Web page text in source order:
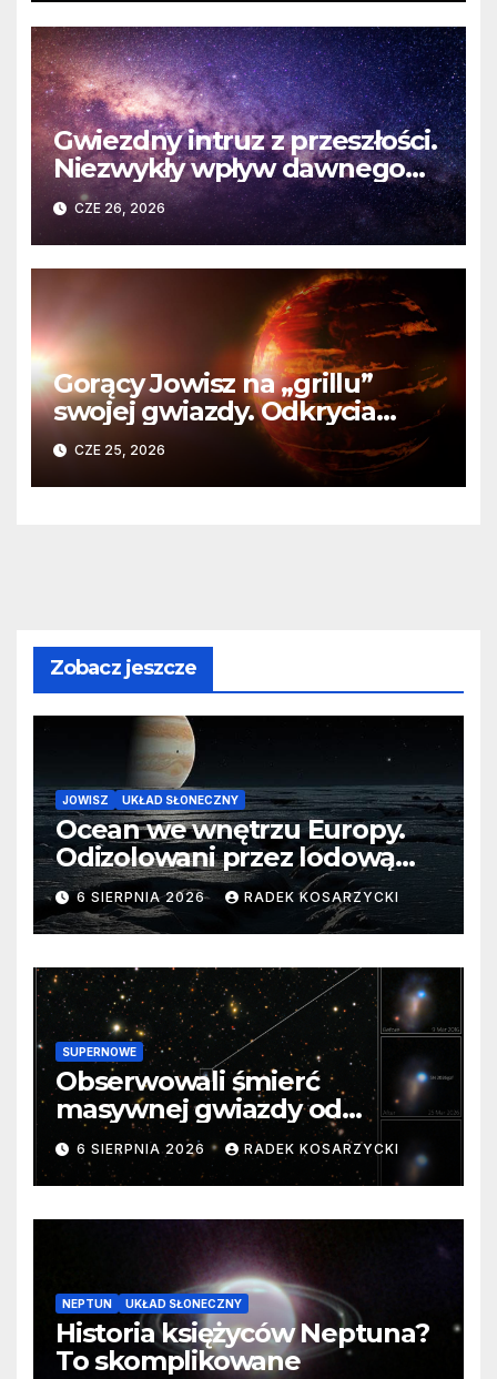
Gwiezdny intruz z przeszłości.
Niezwykły wpływ dawnego
spotkania na komety Układu
Słonecznego
CZE 26, 2026
Gorący Jowisz na „grillu”
swojej gwiazdy. Odkrycia
Teleskopu Webba o HD
80606 b
CZE 25, 2026
Zobacz jeszcze
JOWISZ UKŁAD SŁONECZNY
Ocean we wnętrzu Europy.
Odizolowani przez lodową
barierę
6 SIERPNIA 2026 RADEK KOSARZYCKI
SUPERNOWE
Obserwowali śmierć
masywnej gwiazdy od
samego początku. Niezwykle
cenne dane
6 SIERPNIA 2026 RADEK KOSARZYCKI
NEPTUN UKŁAD SŁONECZNY
Historia księżyców Neptuna?
To skomplikowane